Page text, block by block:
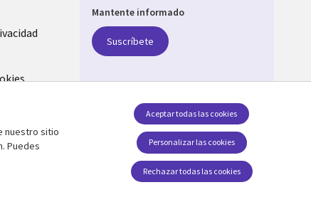
Mantente informado
Suscríbete
Síguenos en
Social Media SPAIN
nuestro sitio
Puedes
Personalizar las cookies
Aceptar todas las cookies
Rechazar todas las cookies